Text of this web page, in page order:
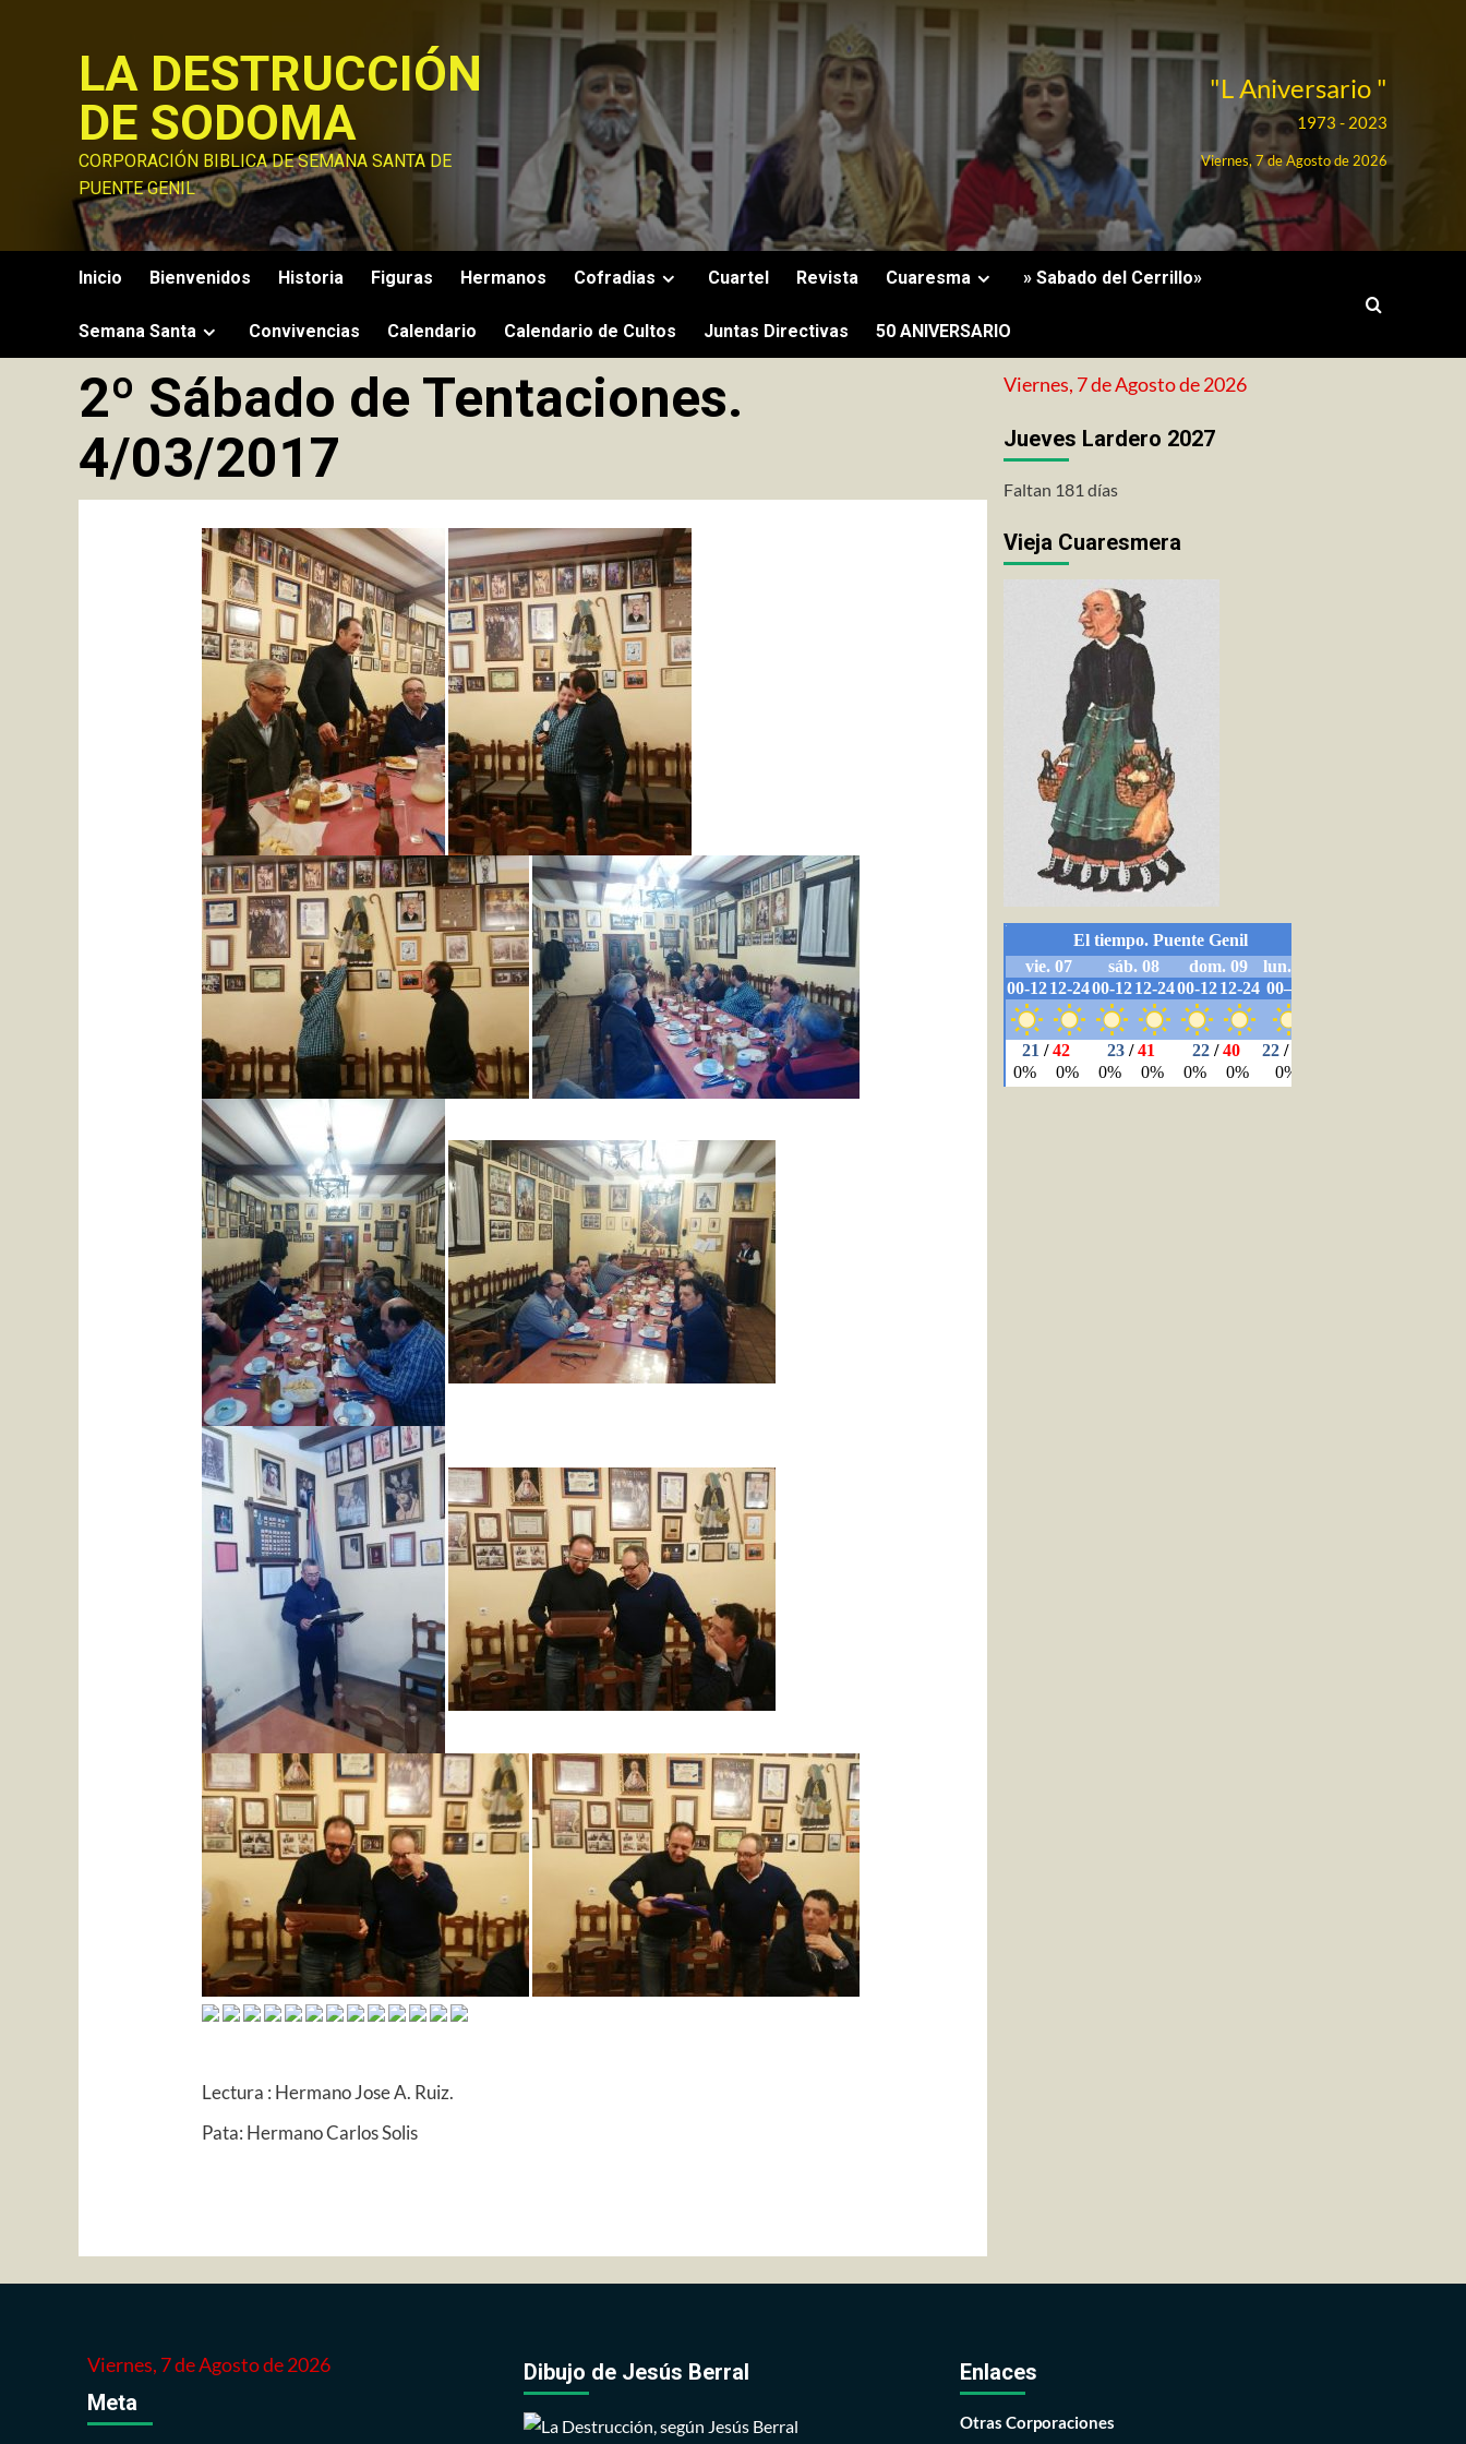
LA DESTRUCCIÓN
DE SODOMA
CORPORACIÓN BIBLICA DE SEMANA SANTA DE
PUENTE GENIL
"L Aniversario "
1973 - 2023
Viernes, 7 de Agosto de 2026
Inicio Bienvenidos Historia Figuras Hermanos Cofradias Cuartel Revista Cuaresma » Sabado del Cerrillo»
Semana Santa Convivencias Calendario Calendario de Cultos Juntas Directivas 50 ANIVERSARIO
2º Sábado de Tentaciones.
4/03/2017
Lectura : Hermano Jose A. Ruiz.
Pata: Hermano Carlos Solis
Viernes, 7 de Agosto de 2026
Jueves Lardero 2027
Faltan 181 días
Vieja Cuaresmera
Viernes, 7 de Agosto de 2026
Meta
Dibujo de Jesús Berral Enlaces
Otras Corporaciones